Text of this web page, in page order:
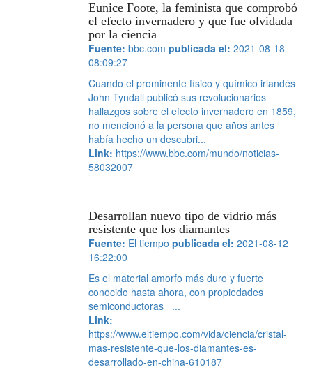
Eunice Foote, la feminista que comprobó
el efecto invernadero y que fue olvidada
por la ciencia
Fuente: bbc.com publicada el: 2021-08-18
08:09:27
Cuando el prominente físico y químico irlandés
John Tyndall publicó sus revolucionarios
hallazgos sobre el efecto invernadero en 1859,
no mencionó a la persona que años antes
había hecho un descubri...
Link: https://www.bbc.com/mundo/noticias-
58032007
Desarrollan nuevo tipo de vidrio más
resistente que los diamantes
Fuente: El tiempo publicada el: 2021-08-12
16:22:00
Es el material amorfo más duro y fuerte
conocido hasta ahora, con propiedades
semiconductoras ...
Link:
https://www.eltiempo.com/vida/ciencia/cristal-
mas-resistente-que-los-diamantes-es-
desarrollado-en-china-610187